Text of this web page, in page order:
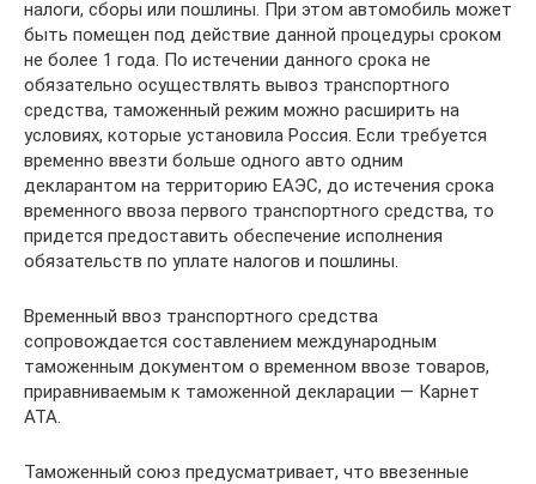
налоги, сборы или пошлины. При этом автомобиль может
быть помещен под действие данной процедуры сроком
не более 1 года. По истечении данного срока не
обязательно осуществлять вывоз транспортного
средства, таможенный режим можно расширить на
условиях, которые установила Россия. Если требуется
временно ввезти больше одного авто одним
декларантом на территорию ЕАЭС, до истечения срока
временного ввоза первого транспортного средства, то
придется предоставить обеспечение исполнения
обязательств по уплате налогов и пошлины.
Временный ввоз транспортного средства
сопровождается составлением международным
таможенным документом о временном ввозе товаров,
приравниваемым к таможенной декларации — Карнет
АТА.
Таможенный союз предусматривает, что ввезенные